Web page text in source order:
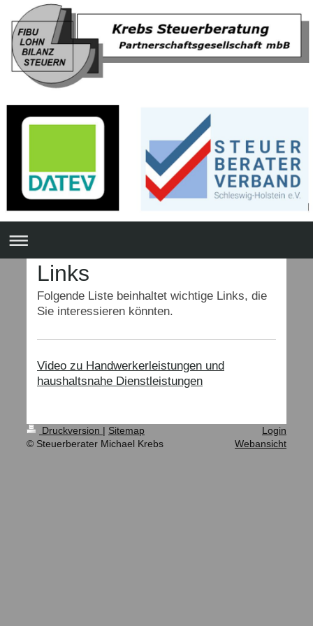
Links
Folgende Liste beinhaltet wichtige Links, die
Sie interessieren könnten.
Video zu Handwerkerleistungen und
haushaltsnahe Dienstleistungen
Druckversion | Sitemap
© Steuerberater Michael Krebs
Login
Webansicht